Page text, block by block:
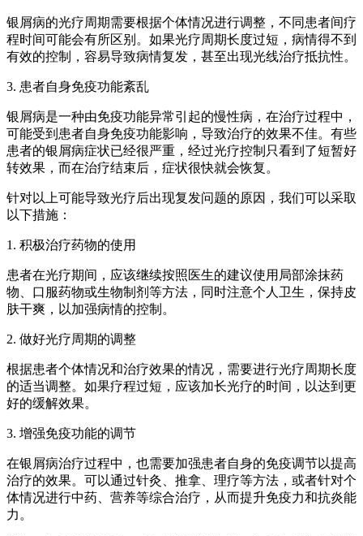
银屑病的光疗周期需要根据个体情况进行调整，不同患者间疗
程时间可能会有所区别。如果光疗周期长度过短，病情得不到
有效的控制，容易导致病情复发，甚至出现光线治疗抵抗性。
3. 患者自身免疫功能紊乱
银屑病是一种由免疫功能异常引起的慢性病，在治疗过程中，
可能受到患者自身免疫功能影响，导致治疗的效果不佳。有些
患者的银屑病症状已经很严重，经过光疗控制只看到了短暂好
转效果，而在治疗结束后，症状很快就会恢复。
针对以上可能导致光疗后出现复发问题的原因，我们可以采取
以下措施：
1. 积极治疗药物的使用
患者在光疗期间，应该继续按照医生的建议使用局部涂抹药
物、口服药物或生物制剂等方法，同时注意个人卫生，保持皮
肤干爽，以加强病情的控制。
2. 做好光疗周期的调整
根据患者个体情况和治疗效果的情况，需要进行光疗周期长度
的适当调整。如果疗程过短，应该加长光疗的时间，以达到更
好的缓解效果。
3. 增强免疫功能的调节
在银屑病治疗过程中，也需要加强患者自身的免疫调节以提高
治疗的效果。可以通过针灸、推拿、理疗等方法，或者针对个
体情况进行中药、营养等综合治疗，从而提升免疫力和抗炎能
力。